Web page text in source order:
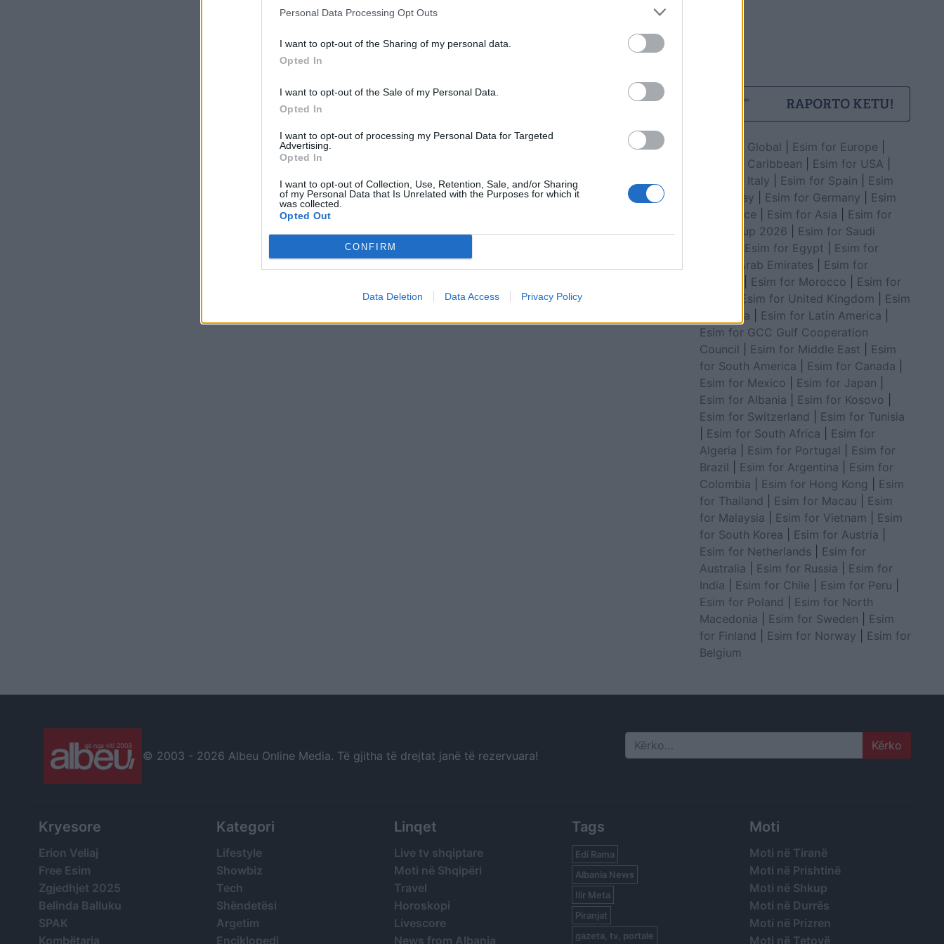
Personal Data Processing Opt Outs
I want to opt-out of the Sharing of my personal data.
Opted In
I want to opt-out of the Sale of my Personal Data.
Opted In
I want to opt-out of processing my Personal Data for Targeted
Advertising.
Opted In
I want to opt-out of Collection, Use, Retention, Sale, and/or Sharing
of my Personal Data that Is Unrelated with the Purposes for which it
was collected.
Opted Out
CONFIRM
Data Deletion Data Access Privacy Policy
Esim for Global Esim for Europe
Esim for Caribbean
Esim for USA
Esim for Italy
Esim for Spain
Esim
for Turkey
Esim for Germany
Esim
for Greece
Esim for Asia
Esim for
World Cup 2026
Esim for Saudi
Esim for Egypt
Esim for
United Arab Emirates
Esim for
Esim for Morocco
Esim for
Esim for United Kingdom
Esim
for Africa
Esim for Latin America
Esim for GCC Gulf Cooperation
Council
Esim for Middle East
Esim
for South America
Esim for Canada
Esim for Mexico
Esim for Japan
Esim for Albania
Esim for Kosovo
Esim for Switzerland
Esim for Tunisia
Esim for South Africa
Esim for
Algeria
Esim for Portugal
Esim for
Brazil
Esim for Argentina
Esim for
Colombia
Esim for Hong Kong
Esim
for Thailand
Esim for Macau
Esim
for Malaysia
Esim for Vietnam
Esim
for South Korea
Esim for Austria
Esim for Netherlands
Esim for
Australia
Esim for Russia
Esim for
India
Esim for Chile Esim for Peru
Esim for Poland
Esim for North
Macedonia
Esim for Sweden
Esim
for Finland
Esim for Norway
Esim for
Belgium
© 2003 - 2026 Albeu Online Media. Të gjitha të drejtat janë të rezervuara! Search
Kryesore
Erion Veliaj
Free Esim
Zgjedhjet 2025
Belinda Balluku
SPAK
Kombëtarja
Kategori
Lifestyle
Showbiz
Tech
Shëndetësi
Argetim
Enciklopedi
Linqet
Live tv shqiptare
Moti në Shqipëri
Travel
Horoskopi
Livescore
News from Albania
Tags
Edi Rama
Albania News
Ilir Meta
Piranjat
gazeta, tv, portale
Moti
Moti në Tiranë
Moti në Prishtinë
Moti në Shkup
Moti në Durrës
Moti në Prizren
Moti në Tetovë